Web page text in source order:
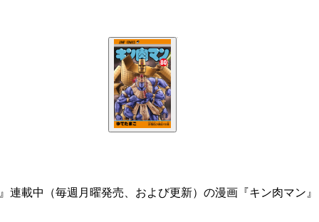
載中（毎週月曜発売、および更新）の漫画『キン肉マン』